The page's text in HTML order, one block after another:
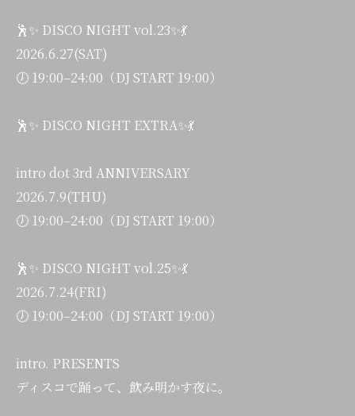
🕺✨ DISCO NIGHT vol.23✨💃
2026.6.27(SAT)
🕖 19:00–24:00（DJ START 19:00）
🕺✨ DISCO NIGHT EXTRA✨💃
intro dot 3rd ANNIVERSARY
2026.7.9(THU)
🕖 19:00–24:00（DJ START 19:00）
🕺✨ DISCO NIGHT vol.25✨💃
2026.7.24(FRI)
🕖 19:00–24:00（DJ START 19:00）
intro. PRESENTS
ディスコで踊って、飲み明かす夜に。